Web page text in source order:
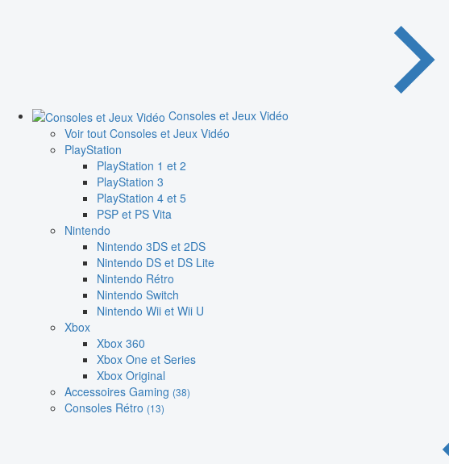
Consoles et Jeux Vidéo
Voir tout Consoles et Jeux Vidéo
PlayStation
PlayStation 1 et 2
PlayStation 3
PlayStation 4 et 5
PSP et PS Vita
Nintendo
Nintendo 3DS et 2DS
Nintendo DS et DS Lite
Nintendo Rétro
Nintendo Switch
Nintendo Wii et Wii U
Xbox
Xbox 360
Xbox One et Series
Xbox Original
Accessoires Gaming (38)
Consoles Rétro (13)